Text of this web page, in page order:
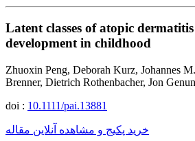
Latent classes of atopic
development in childhood
Zhuoxin Peng, Deborah Kurz, Johannes
Brenner, Dietrich Rothenbacher, Jon
doi : 10.1111/pai.13881
خرید پکیج و مشاهده آنلاین مقاله